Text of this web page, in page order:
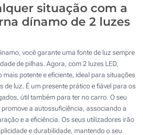
situação com a
dínamo de 2 luzes
você garante uma fonte de luz sempre
de pilhas. Agora, com 2 luzes LED,
potente e eficiente, ideal para situações
de luz. É um presente prático e fiável para os
útil também para ter no carro. O seu
a autossuficiência, associando a
e a eficiência. Os seus utilizadores irão
e durabilidade, mantendo o seu